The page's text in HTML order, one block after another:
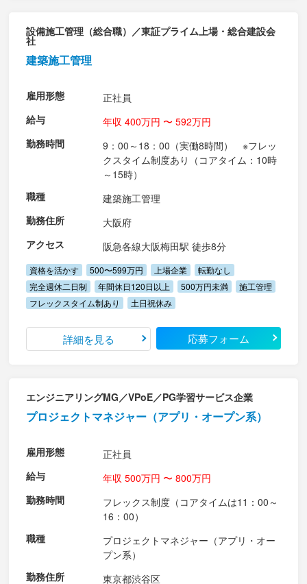
設備施工管理（総合職）／東証プライム上場・総合建設会
社
建築施工管理
雇用形態
正社員
給与
年収 400万円 〜 592万円
勤務時間
9：00～18：00（実働8時間） ※フレッ
クスタイム制度あり（コアタイム：10時
～15時）
職種
建築施工管理
勤務住所
大阪府
アクセス
阪急各線大阪梅田駅 徒歩8分
資格を活かす 500〜599万円 上場企業
転勤なし
完全週休二日制
年間休日120日以上 500万円未満
施工管理
フレックスタイム制あり
土日祝休み
詳細を見る 応募フォーム
エンジニアリングMG／VPoE／PG学習サービス企業
プロジェクトマネジャー（アプリ・オープン系）
雇用形態
正社員
給与
年収 500万円 〜 800万円
勤務時間
フレックス制度（コアタイムは11：00～
16：00）
職種
プロジェクトマネジャー（アプリ・オー
プン系）
勤務住所
東京都渋谷区